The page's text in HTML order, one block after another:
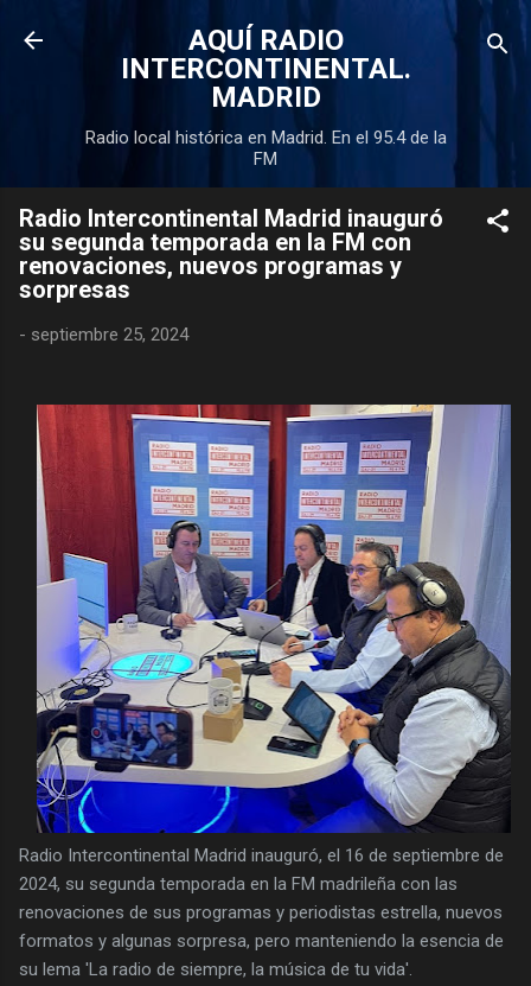
Ir al contenido principal
AQUÍ RADIO
INTERCONTINENTAL.
MADRID
Radio local histórica en Madrid. En el 95.4 de la
FM
Radio Intercontinental Madrid inauguró
su segunda temporada en la FM con
renovaciones, nuevos programas y
sorpresas
- septiembre 25, 2024
Radio Intercontinental Madrid inauguró, el 16 de septiembre de
2024, su segunda temporada en la FM madrileña con las
renovaciones de sus programas y periodistas estrella, nuevos
formatos y algunas sorpresa, pero manteniendo la esencia de
su lema 'La radio de siempre, la música de tu vida'.